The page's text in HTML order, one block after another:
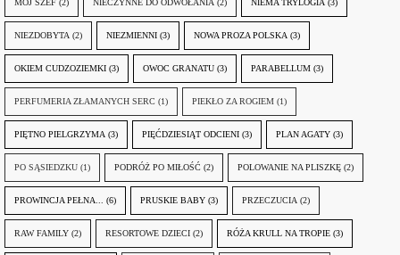
MÓJ SZEF (2) NIECZYNNE DO ODWOŁANIA (2) NIEMA TRYLOGIA (3)
NIEZDOBYTA (2) NIEZMIENNI (3) NOWA PROZA POLSKA (3)
OKIEM CUDZOZIEMKI (3) OWOC GRANATU (3) PARABELLUM (3)
PERFUMERIA ZŁAMANYCH SERC (1) PIEKŁO ZA ROGIEM (1)
PIĘTNO PIELGRZYMA (3) PIĘĆDZIESIĄT ODCIENI (3) PLAN AGATY (3)
PO SĄSIEDZKU (1) PODRÓŻ PO MIŁOŚĆ (2) POLOWANIE NA PLISZKĘ (2)
PROWINCJA PEŁNA... (6) PRUSKIE BABY (3) PRZECZUCIA (2)
RAW FAMILY (2) RESORTOWE DZIECI (2) RÓŻA KRULL NA TROPIE (3)